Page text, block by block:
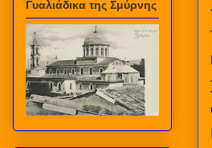
Γυαλιάδικα της Σμύρνης